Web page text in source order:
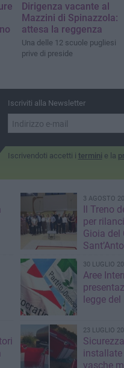
Dirigenza vacante al
Mazzini di Spinazzola:
attesa la reggenza
Una delle 12 scuole pugliesi
prive di preside
Iscriviti alla Newsletter
Iscrivendoti accetti i termini e la
3 AGOSTO
Il Treno
per
Gioia del
30 LUGLIO
Aree
legge
23 LUGLIO
vasche